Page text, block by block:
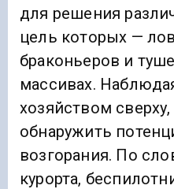
для решения
цель которых —
браконьеров и
массивах.
хозяйством сверху,
обнаружить
возгорания. По
курорта,